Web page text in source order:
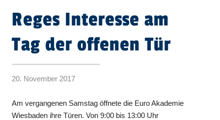
Reges Interesse am
Tag der offenen Tür
20. November 2017
Am vergangenen Samstag öffnete die Euro Akademie
Wiesbaden ihre Türen. Von 9:00 bis 13:00 Uhr